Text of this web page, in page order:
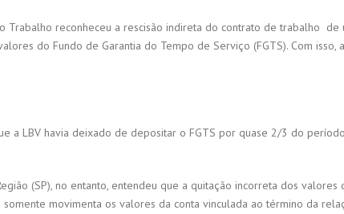
Trabalho reconheceu a rescisão indireta do contrato de trabalho
do Fundo de Garantia do Tempo de Serviço (FGTS). Com
a LBV havia deixado de depositar o FGTS por quase 2/3 do
(SP), no entanto, entendeu que a quitação incorreta dos
movimenta os valores da conta vinculada ao término da